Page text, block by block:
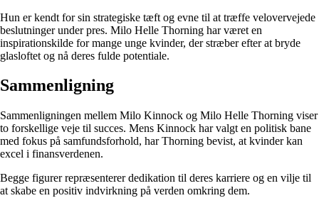
Hun er kendt for sin strategiske tæft og evne til at træffe velovervejede
beslutninger under pres. Milo Helle Thorning har været en
inspirationskilde for mange unge kvinder, der stræber efter at bryde
glasloftet og nå deres fulde potentiale.
Sammenligning
Sammenligningen mellem Milo Kinnock og Milo Helle Thorning viser
to forskellige veje til succes. Mens Kinnock har valgt en politisk bane
med fokus på samfundsforhold, har Thorning bevist, at kvinder kan
excel i finansverdenen.
Begge figurer repræsenterer dedikation til deres karriere og en vilje til
at skabe en positiv indvirkning på verden omkring dem.